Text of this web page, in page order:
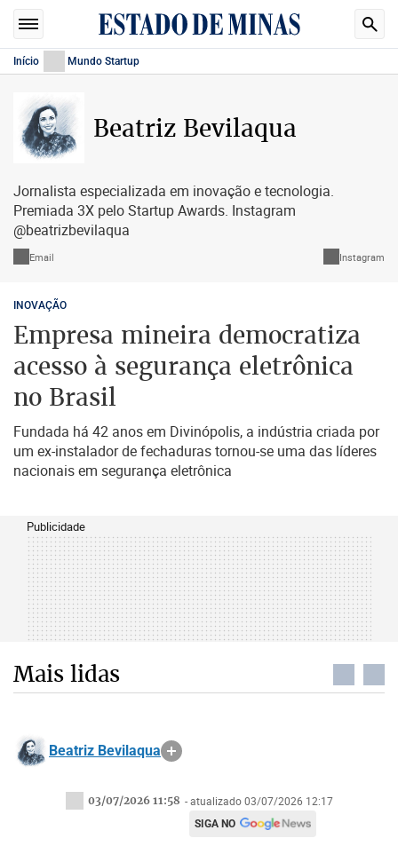
Início Mundo Startup
Beatriz Bevilaqua
Jornalista especializada em inovação e tecnologia.
Premiada 3X pelo Startup Awards. Instagram
@beatrizbevilaqua
Email Instagram
INOVAÇÃO
Empresa mineira democratiza
acesso à segurança eletrônica
no Brasil
Fundada há 42 anos em Divinópolis, a indústria criada por
um ex-instalador de fechaduras tornou-se uma das líderes
nacionais em segurança eletrônica
Publicidade
Mais lidas
Beatriz Bevilaqua
03/07/2026 11:58 - atualizado 03/07/2026 12:17
SIGA NO